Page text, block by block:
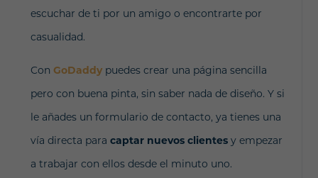
escuchar de ti por un amigo o encontrarte por
casualidad.
Con GoDaddypuedes crear una página sencilla
pero con buena pinta, sin saber nada de diseño. Y si
le añades un formulario de contacto, ya tienes una
vía directa para captar nuevos clientesy empezar
a trabajar con ellos desde el minuto uno.